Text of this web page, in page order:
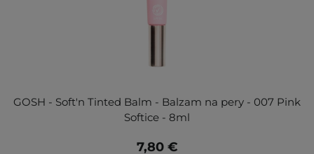
GOSH - Soft'n Tinted Balm - Balzam na pery - 007 Pink
Softice - 8ml
7,80 €